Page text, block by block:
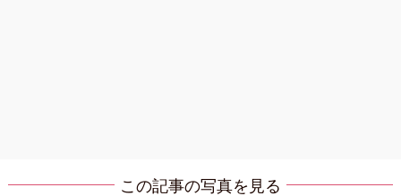
この記事の写真を見る